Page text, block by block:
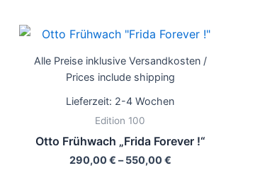
Alle Preise inklusive Versandkosten /
Prices include shipping
Lieferzeit: 2-4 Wochen
Edition 100
Otto Frühwach „Frida Forever !“
290,00€ –550,00€
Dieses
weist
Die